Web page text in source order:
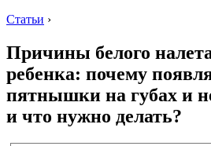
Статьи ›
Причины белого
ребенка: почему
пятнышки на губах и
и что нужно делать?